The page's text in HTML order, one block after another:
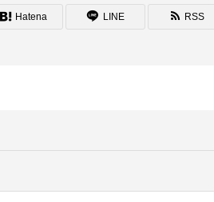
Hatena LINE RSS